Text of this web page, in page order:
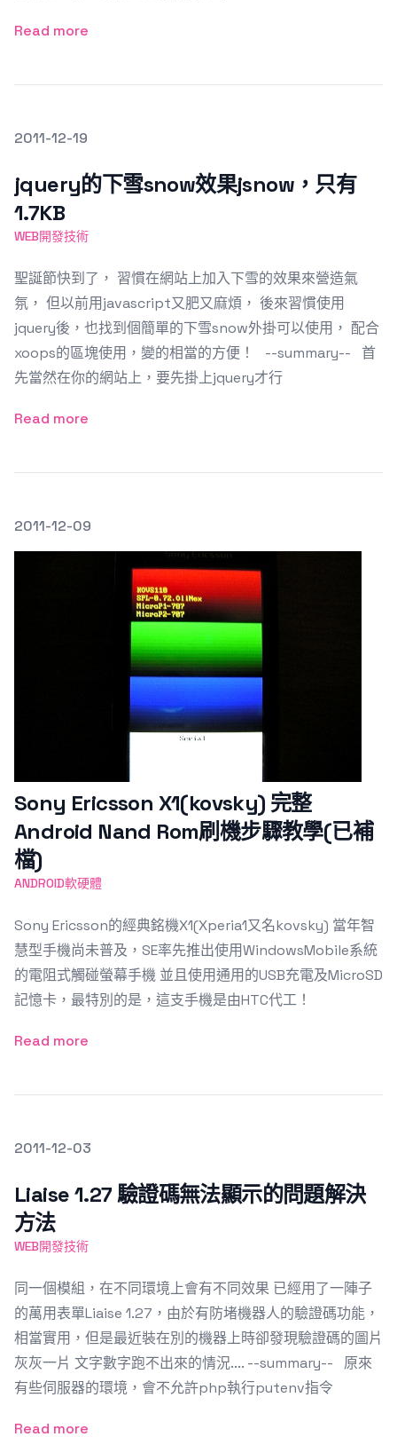
Read more
發文於
2011-12-19
jquery的下雪snow效果jsnow，只有
1.7KB
WEB開發技術
聖誕節快到了， 習慣在網站上加入下雪的效果來營造氣
氛， 但以前用javascript又肥又麻煩， 後來習慣使用
jquery後，也找到個簡單的下雪snow外掛可以使用， 配合
xoops的區塊使用，變的相當的方便！ --summary-- 首
先當然在你的網站上，要先掛上jquery才行
Read more
發文於
2011-12-09
Sony Ericsson X1(kovsky) 完整
Android Nand Rom刷機步驟教學(已補
檔)
ANDROID軟硬體
Sony Ericsson的經典銘機X1(Xperia1又名kovsky) 當年智
慧型手機尚未普及，SE率先推出使用WindowsMobile系統
的電阻式觸碰螢幕手機 並且使用通用的USB充電及MicroSD
記憶卡，最特別的是，這支手機是由HTC代工！
Read more
發文於
2011-12-03
Liaise 1.27 驗證碼無法顯示的問題解決
方法
WEB開發技術
同一個模組，在不同環境上會有不同效果 已經用了一陣子
的萬用表單Liaise 1.27，由於有防堵機器人的驗證碼功能，
相當實用，但是最近裝在別的機器上時卻發現驗證碼的圖片
灰灰一片 文字數字跑不出來的情況.... --summary-- 原來
有些伺服器的環境，會不允許php執行putenv指令
Read more